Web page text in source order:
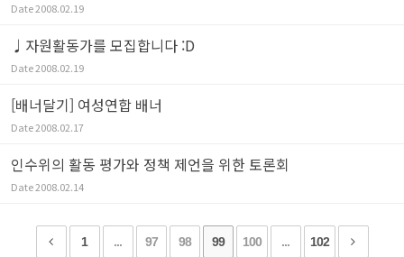
Date2008.02.19
♩자원활동가를 모집합니다 :D
Date2008.02.19
[배너달기] 여성연합 배너
Date2008.02.17
인수위의 활동 평가와 정책 제언을 위한 토론회
Date2008.02.14
1 ... 97 98 99 100 ... 102